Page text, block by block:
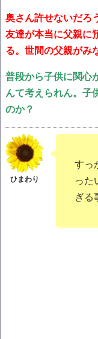
奥さん許せないだろ
友達が本当に父親に
る。世間の父親がみ
普段から子供に関心
んて考えられん。子
のか？
すっ
った
ぎる